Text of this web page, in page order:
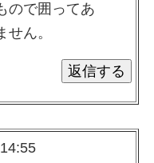
ので囲ってあ
ん。